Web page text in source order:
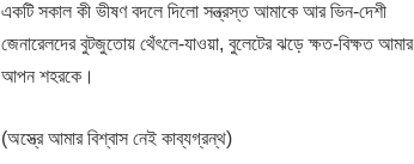
একটি সকাল কী ভীষণ বদলে দিলো সন্ত্রস্ত আমাকে আর ভিন-দেশী
জেনারেলদের বুটজুতোয় থেঁৎলে-যাওয়া, বুলেটের ঝড়ে ক্ষত-বিক্ষত আমার
আপন শহরকে।
(অস্ত্রে আমার বিশ্বাস নেই কাব্যগ্রন্থ)